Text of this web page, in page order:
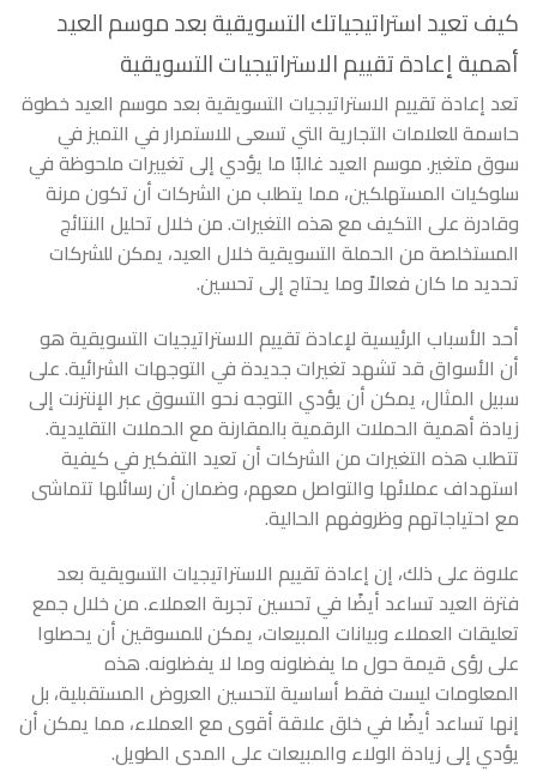
كيف تعيد استراتيجياتك التسويقية بعد موسم العيد
أهمية إعادة تقييم الاستراتيجيات التسويقية
تعد إعادة تقييم الاستراتيجيات التسويقية بعد موسم العيد خطوة
حاسمة للعلامات التجارية التي تسعى للاستمرار في التميز في
سوق متغير. موسم العيد غالبًا ما يؤدي إلى تغييرات ملحوظة في
سلوكيات المستهلكين، مما يتطلب من الشركات أن تكون مرنة
وقادرة على التكيف مع هذه التغيرات. من خلال تحليل النتائج
المستخلصة من الحملة التسويقية خلال العيد، يمكن للشركات
تحديد ما كان فعالاً وما يحتاج إلى تحسين.
أحد الأسباب الرئيسية لإعادة تقييم الاستراتيجيات التسويقية هو
أن الأسواق قد تشهد تغيرات جديدة في التوجهات الشرائية. على
سبيل المثال، يمكن أن يؤدي التوجه نحو التسوق عبر الإنترنت إلى
زيادة أهمية الحملات الرقمية بالمقارنة مع الحملات التقليدية.
تتطلب هذه التغيرات من الشركات أن تعيد التفكير في كيفية
استهداف عملائها والتواصل معهم، وضمان أن رسائلها تتماشى
مع احتياجاتهم وظروفهم الحالية.
علاوة على ذلك، إن إعادة تقييم الاستراتيجيات التسويقية بعد
فترة العيد تساعد أيضًا في تحسين تجربة العملاء. من خلال جمع
تعليقات العملاء وبيانات المبيعات، يمكن للمسوقين أن يحصلوا
على رؤى قيمة حول ما يفضلونه وما لا يفضلونه. هذه
المعلومات ليست فقط أساسية لتحسين العروض المستقبلية، بل
إنها تساعد أيضًا في خلق علاقة أقوى مع العملاء، مما يمكن أن
يؤدي إلى زيادة الولاء والمبيعات على المدى الطويل.